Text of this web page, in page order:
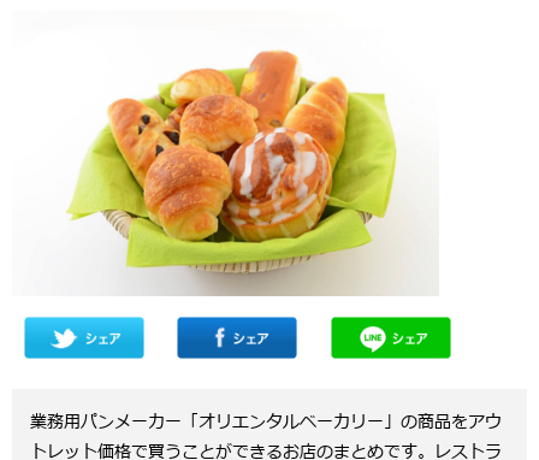
業務用パンメーカー「オリエンタルベーカリー」の商品をアウ
トレット価格で買うことができるお店のまとめです。レストラ